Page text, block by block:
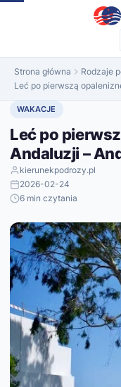
do
Strona główna Rodzaje
Leć po pierwszą
WAKACJE
Leć po
Andaluzji –
kierunekpodrozy.pl
2026-02-24
6 min czytania